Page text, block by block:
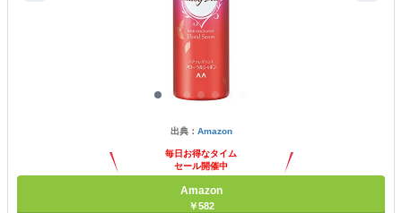
出典： Amazon
毎日お得なタイム
セール開催中
Amazon
￥582